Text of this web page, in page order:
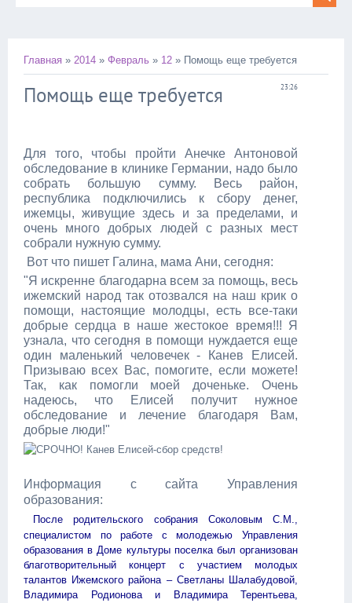
Главная » 2014 » Февраль » 12 » Помощь еще требуется
23:26
Помощь еще требуется
Для того, чтобы пройти Анечке Антоновой
обследование в клинике Германии, надо было
собрать большую сумму. Весь район,
республика подключились к сбору денег,
ижемцы, живущие здесь и за пределами, и
очень много добрых людей с разных мест
собрали нужную сумму.
Вот что пишет Галина, мама Ани, сегодня:
"Я искренне благодарна всем за помощь, весь
ижемский народ так отозвался на наш крик о
помощи, настоящие молодцы, есть все-таки
добрые сердца в наше жестокое время!!! Я
узнала, что сегодня в помощи нуждается еще
один маленький человечек - Канев Елисей.
Призываю всех Вас, помогите, если можете!
Так, как помогли моей доченьке. Очень
надеюсь, что Елисей получит нужное
обследование и лечение благодаря Вам,
добрые люди!"
Информация с сайта Управления
образования:
После родительского собрания Соколовым С.М.,
специалистом по работе с молодежью Управления
образования в Доме культуры поселка был организован
благотворительный концерт с участием молодых
талантов Ижемского района – Светланы Шалабудовой,
Владимира Родионова и Владимира Терентьева,